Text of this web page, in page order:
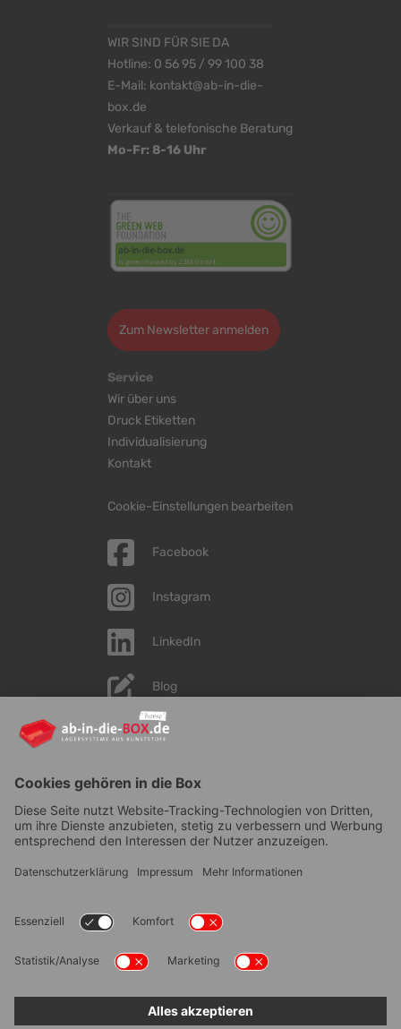
WIR SIND FÜR SIE DA
Hotline: 0 56 95 / 99 100 38
E-Mail: kontakt@ab-in-die-
box.de
Verkauf & telefonische Beratung
Mo-Fr: 8-16 Uhr
Zum Newsletter anmelden
Service
Wir über uns
Druck Etiketten
Individualisierung
Kontakt
Cookie-Einstellungen bearbeiten
Facebook
Instagram
LinkedIn
Blog
YouTube
Bestellvorgang|Impressum|Information zur